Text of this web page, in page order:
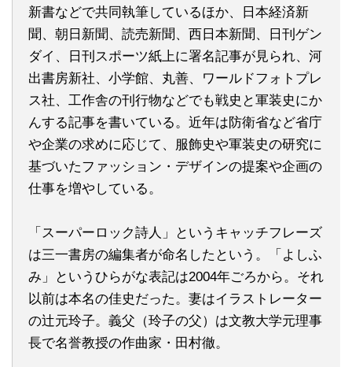
新書などで共同執筆しているほか、日本経済新
聞、朝日新聞、読売新聞、西日本新聞、日刊ゲン
ダイ、日刊スポーツ紙上に署名記事が見られ、河
出書房新社、小学館、丸善、ワールドフォトプレ
ス社、工作舎の刊行物などでも戦史と軍装史にか
んする記事を書いている。近年は防衛省など省庁
や企業の求めに応じて、服飾史や軍装史の研究に
基づいたファッション・デザインの提案や企画の
仕事を増やしている。
「スーパーロック詩人」というキャッチフレーズ
は三一書房の編集者が命名したという。「よしふ
み」というひらがな表記は2004年ごろから。それ
以前は本名の佳史だった。妻はイラストレーター
の辻元玲子。義父（玲子の父）は文教大学元理事
長で名誉教授の作曲家・田村徹。